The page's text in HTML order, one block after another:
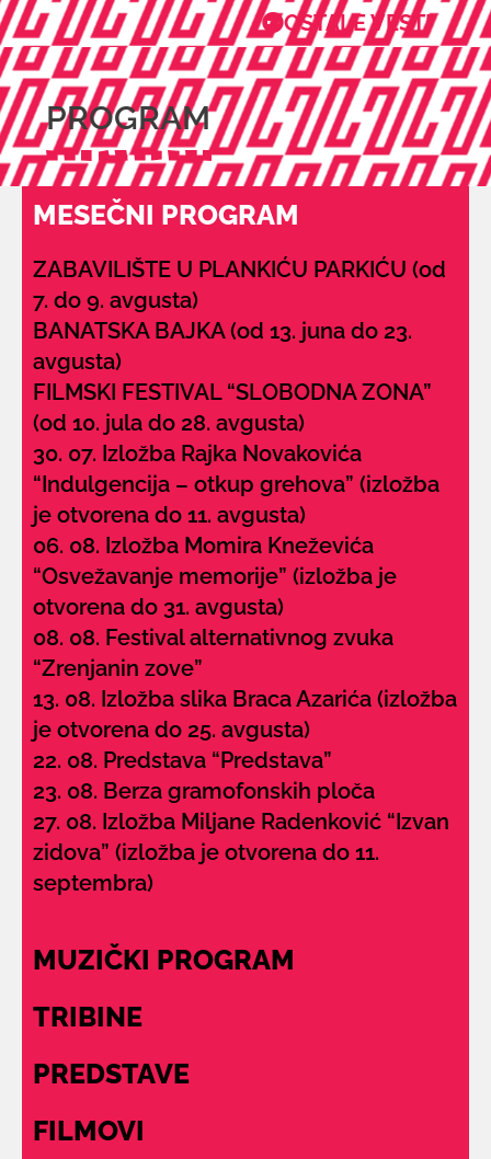
OSTALE VESTI
PROGRAM
MESEČNI PROGRAM
ZABAVILIŠTE U PLANKIĆU PARKIĆU (od
7. do 9. avgusta)
BANATSKA BAJKA (od 13. juna do 23.
avgusta)
FILMSKI FESTIVAL “SLOBODNA ZONA”
(od 10. jula do 28. avgusta)
30. 07. Izložba Rajka Novakovića
“Indulgencija – otkup grehova” (izložba
je otvorena do 11. avgusta)
06. 08. Izložba Momira Kneževića
“Osvežavanje memorije” (izložba je
otvorena do 31. avgusta)
08. 08. Festival alternativnog zvuka
“Zrenjanin zove”
13. 08. Izložba slika Braca Azarića (izložba
je otvorena do 25. avgusta)
22. 08. Predstava “Predstava”
23. 08. Berza gramofonskih ploča
27. 08. Izložba Miljane Radenković “Izvan
zidova” (izložba je otvorena do 11.
septembra)
MUZIČKI PROGRAM
TRIBINE
PREDSTAVE
FILMOVI